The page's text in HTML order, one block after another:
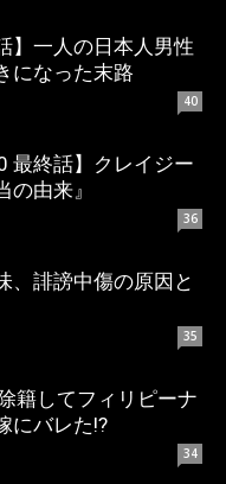
】一人の日本人男性
になった末路
40
最終話】クレイジー
由来』
36
、誹謗中傷の原因と
35
籍してフィリピーナ
にバレた!?
34